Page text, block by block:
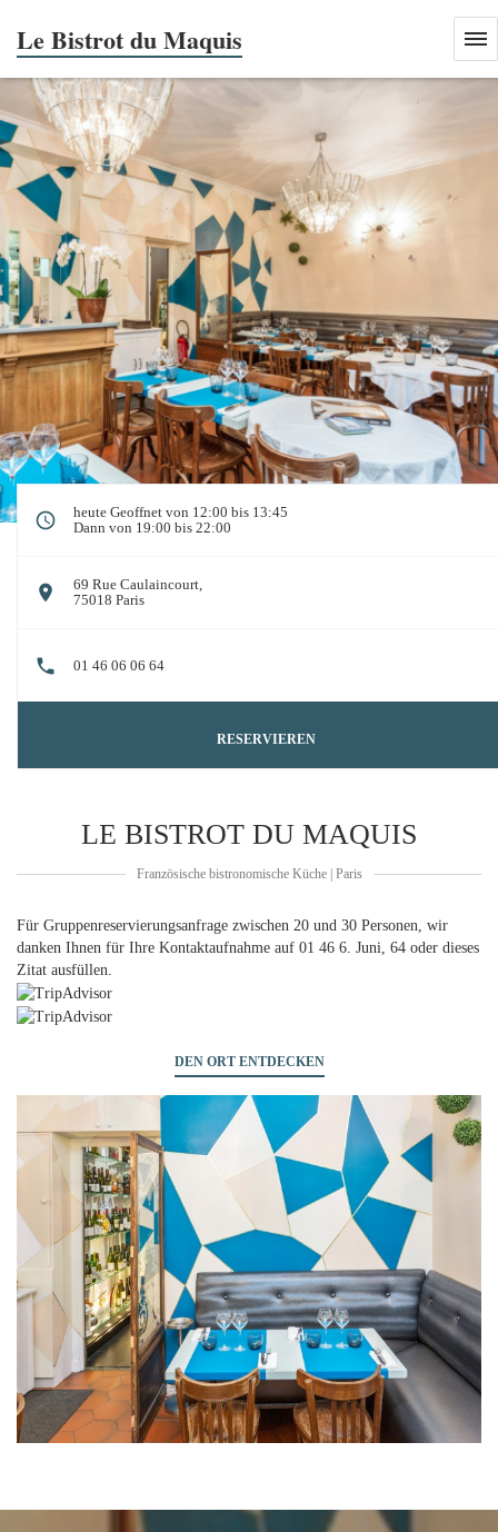
Le Bistrot du Maquis
heute Geoffnet von 12:00 bis 13:45
Dann von 19:00 bis 22:00
69 Rue Caulaincourt,
75018 Paris((öffnet ein neues Fenster))
01 46 06 06 64
RESERVIEREN
LE BISTROT DU MAQUIS
Französische bistronomische Küche Paris
Für Gruppenreservierungsanfrage zwischen 20 und 30 Personen, wir
danken Ihnen für Ihre Kontaktaufnahme auf 01 46 6. Juni, 64 oder dieses
Zitat ausfüllen.
DEN ORT ENTDECKEN